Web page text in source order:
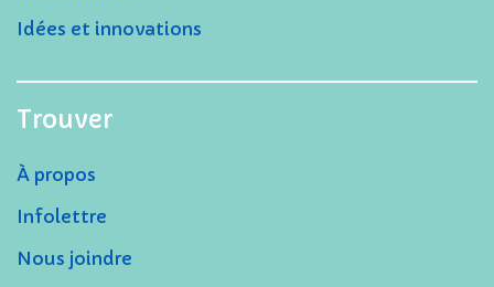
Idées et innovations
Trouver
À propos
Infolettre
Nous joindre